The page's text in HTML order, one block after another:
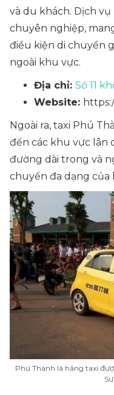
và du khách. Dịch
chuyên nghiệp,
điều kiện di chuyển
ngoài khu vực.
Địa chỉ: Số 11
Website:
Ngoài ra, taxi Phú
đến các khu vực lân
đường dài trong và
chuyển đa dạng của
Phú Thành là hãng taxi